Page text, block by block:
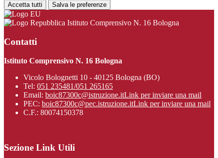
Accetta tutti Salva le preferenze
Istituto Comprensivo N. 16 Bologna
Contatti
Istituto Comprensivo N. 16 Bologna
Vicolo Bolognetti 10 - 40125 Bologna (BO)
Tel: 051 235481/051 265165
Email: boic87300c@istruzione.itLink per inviare una mail
PEC: boic87300c@pec.istruzione.itLink per inviare una mail
C.F.: 80074150378
Sezione Link Utili